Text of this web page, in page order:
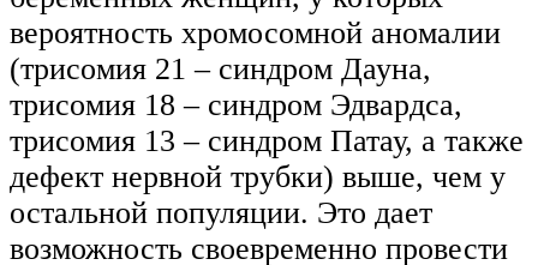
вероятность хромосомной аномалии
(трисомия 21 – синдром Дауна,
трисомия 18 – синдром Эдвардса,
трисомия 13 – синдром Патау, а также
дефект нервной трубки) выше, чем у
остальной популяции. Это дает
возможность своевременно провести